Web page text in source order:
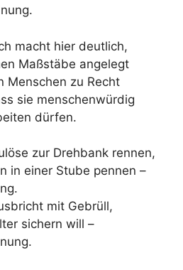
macht hier deutlich,
Maßstäbe angelegt
Menschen zu Recht
sie menschenwürdig
dürfen.
zur Drehbank rennen,
in einer Stube pennen –
mit Gebrüll,
sichern will –